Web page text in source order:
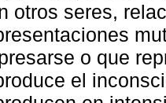
otros seres,
o que
el